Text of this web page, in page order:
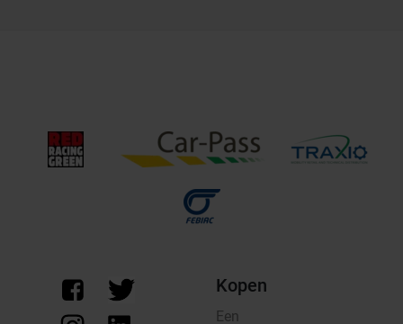
Kopen
Een